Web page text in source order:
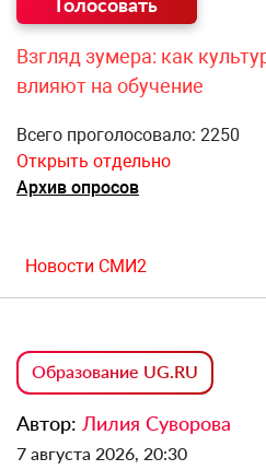
Взгляд зумера: как
влияют на обучение
Всего проголосовало: 2250
Открыть отдельно
Архив опросов
Новости СМИ2
Образование UG.RU
Автор: Лилия Суворова
7 августа 2026, 20:30